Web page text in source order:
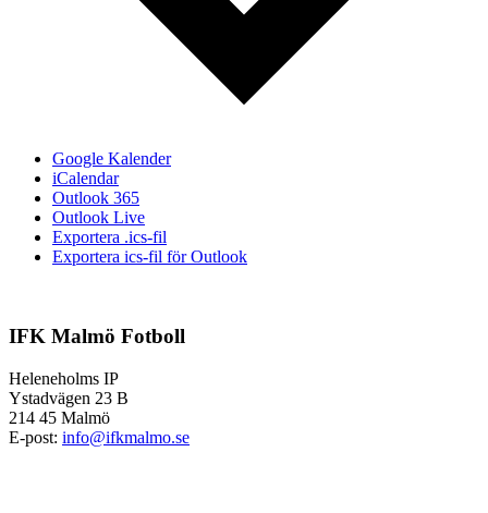
Google Kalender
iCalendar
Outlook 365
Outlook Live
Exportera .ics-fil
Exportera ics-fil för Outlook
IFK Malmö Fotboll
Heleneholms IP
Ystadvägen 23 B
214 45 Malmö
E-post: info@ifkmalmo.se